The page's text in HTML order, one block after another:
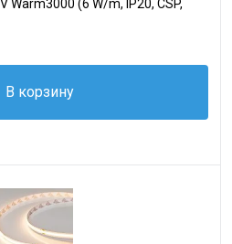
Warm3000 (6 W/m, IP20, CSP,
В корзину